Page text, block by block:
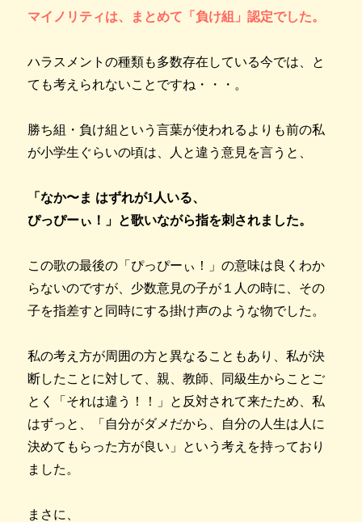
マイノリティは、まとめて「負け組」認定でした。
ハラスメントの種類も多数存在している今では、と
ても考えられないことですね・・・。
勝ち組・負け組という言葉が使われるよりも前の私
が小学生ぐらいの頃は、人と違う意見を言うと、
「なか〜ま はずれが1人いる、
ぴっぴーぃ！」と歌いながら指を刺されました。
この歌の最後の「ぴっぴーぃ！」の意味は良くわか
らないのですが、少数意見の子が１人の時に、その
子を指差すと同時にする掛け声のような物でした。
私の考え方が周囲の方と異なることもあり、私が決
断したことに対して、親、教師、同級生からことご
とく「それは違う！！」と反対されて来たため、私
はずっと、「自分がダメだから、自分の人生は人に
決めてもらった方が良い」という考えを持っており
ました。
まさに、